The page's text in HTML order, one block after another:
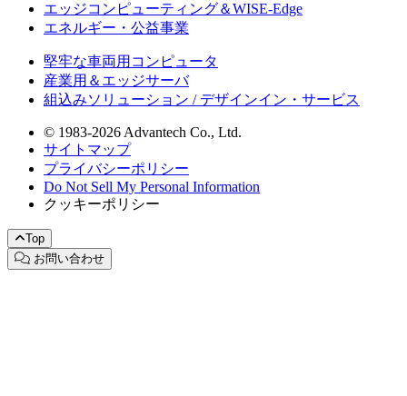
エッジコンピューティング＆WISE-Edge
エネルギー・公益事業
堅牢な車両用コンピュータ
産業用＆エッジサーバ
組込みソリューション / デザインイン・サービス
© 1983-2026 Advantech Co., Ltd.
サイトマップ
プライバシーポリシー
Do Not Sell My Personal Information
クッキーポリシー
Top
お問い合わせ